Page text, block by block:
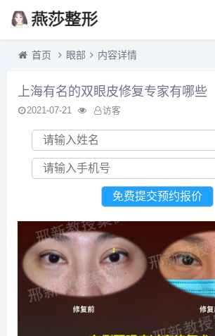
首页 眼部 内容详情
上海有名的双眼皮修复专家有哪些
2021-07-21 访客